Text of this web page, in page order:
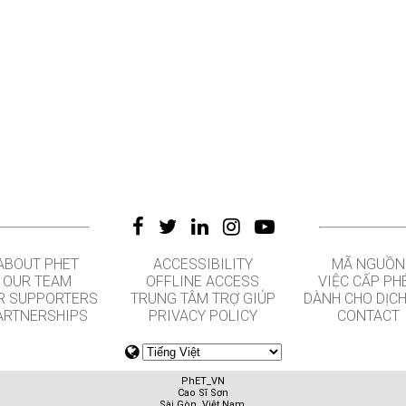
PHET
OUR TEAM
SUPPORTERS
ACCESSIBILITY
OFFLINE ACCESS
TRUNG TÂM TRỢ GIÚP
PRIVACY POLICY
MÃ NGUỒN
VIỆC CẤP
DÀNH CHO
CONTACT
PhET_VN
Cao Sĩ Sơn